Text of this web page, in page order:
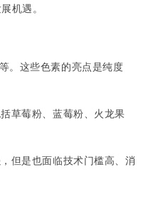
机遇。
。这些色素的亮点是纯度
草莓粉、蓝莓粉、火龙果
但是也面临技术门槛高、消